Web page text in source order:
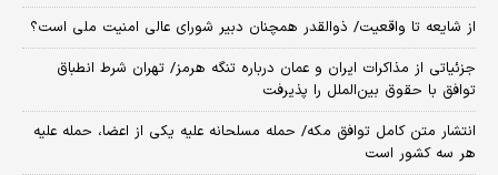
از شایعه تا واقعیت/ ذوالقدر همچنان دبیر شورای ‌عالی امنیت ملی است؟
جزئیاتی از مذاکرات ایران و عمان درباره تنگه هرمز/ تهران شرط انطباق
توافق با حقوق بین‌الملل را پذیرفت
انتشار متن کامل توافق مکه/ حمله مسلحانه علیه یکی از اعضا، حمله علیه
هر سه کشور است